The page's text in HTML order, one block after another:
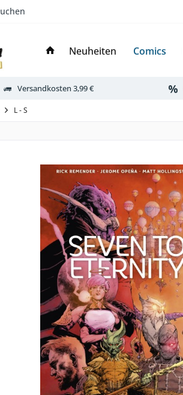
Neuheiten Comics
Versandkosten 3,99 €
L - S